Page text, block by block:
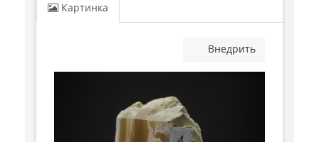
Картинка
Внедрить